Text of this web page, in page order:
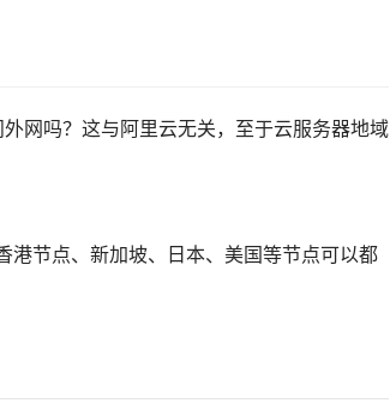
网吗？这与阿里云无关，至于云服务器地域
港节点、新加坡、日本、美国等节点可以都